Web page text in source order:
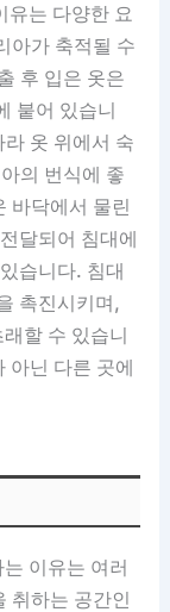
유는 다양한 요
아가 축적될 수
후 입은 옷은
붙어 있습니
옷 위에서 숙
의 번식에 좋
바닥에서 물린
달되어 침대에
습니다. 침대
촉진시키며,
할 수 있습니
아닌 다른 곳에
이유는 여러
취하는 공간인